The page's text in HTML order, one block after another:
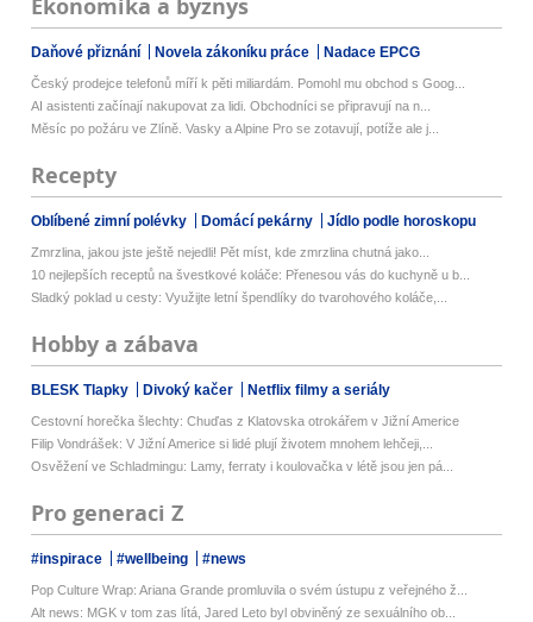
Ekonomika a byznys
Daňové přiznání Novela zákoníku práce Nadace EPCG
Český prodejce telefonů míří k pěti miliardám. Pomohl mu obchod s Goog...
AI asistenti začínají nakupovat za lidi. Obchodníci se připravují na n...
Měsíc po požáru ve Zlíně. Vasky a Alpine Pro se zotavují, potíže ale j...
Recepty
Oblíbené zimní polévky Domácí pekárny Jídlo podle horoskopu
Zmrzlina, jakou jste ještě nejedli! Pět míst, kde zmrzlina chutná jako...
10 nejlepších receptů na švestkové koláče: Přenesou vás do kuchyně u b...
Sladký poklad u cesty: Využijte letní špendlíky do tvarohového koláče,...
Hobby a zábava
BLESK Tlapky Divoký kačer Netflix filmy a seriály
Cestovní horečka šlechty: Chuďas z Klatovska otrokářem v Jižní Americe
Filip Vondrášek: V Jižní Americe si lidé plují životem mnohem lehčeji,...
Osvěžení ve Schladmingu: Lamy, ferraty i koulovačka v létě jsou jen pá...
Pro generaci Z
#inspirace #wellbeing #news
Pop Culture Wrap: Ariana Grande promluvila o svém ústupu z veřejného ž...
Alt news: MGK v tom zas lítá, Jared Leto byl obviněný ze sexuálního ob...